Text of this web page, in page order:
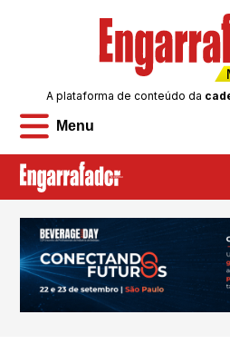
Menu
A plataforma de conteúdo da